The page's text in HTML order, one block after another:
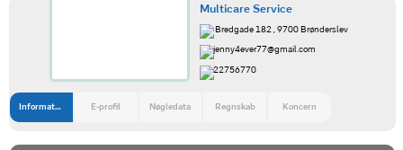
Multicare Service
Bredgade 182 , 9700 Brønderslev
jenny4ever77@gmail.com
22756770
Information E-profil Nøgledata Regnskab Koncern